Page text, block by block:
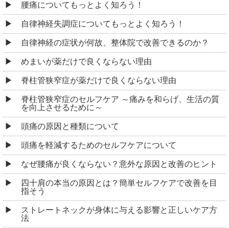
腰痛についてもっとよく知ろう！
自律神経失調症についてもっとよく知ろう！
自律神経の症状が何故、整体院で改善できるのか？
めまいが薬だけで良くならない理由
脊柱管狭窄症が薬だけで良くならない理由
脊柱管狭窄症のセルフケア ～痛みを和らげ、生活の質
を向上させるために～
頭痛の原因と種類について
頭痛を軽減するためのセルフケアについて
なぜ腰痛が良くならない？意外な原因と改善のヒント
四十肩の本当の原因とは？簡単セルフケアで改善を目
指そう
ストレートネックが身体に与える影響と正しいケア方
法